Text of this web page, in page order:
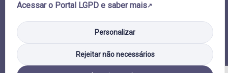
reservados.
Acessar o Portal LGPD e saber mais
Personalizar
Rejeitar não necessários